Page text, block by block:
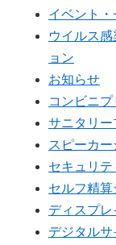
イベント・
ウイルス
ョン
お知らせ
コンビニプ
サニタリ
スピーカー
セキュリテ
セルフ精算
ディスプレ
デジタルサ